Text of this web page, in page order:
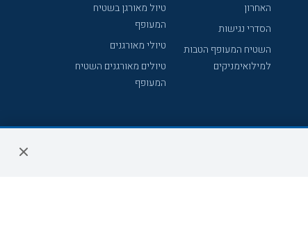
האחרון
הסדרי נגישות
השטיח המעופף הטבות
למילואימניקים
טיול מאורגן בשטיח
המעופף
טיולי מאורגנים
טיולים מאורגנים השטיח
המעופף